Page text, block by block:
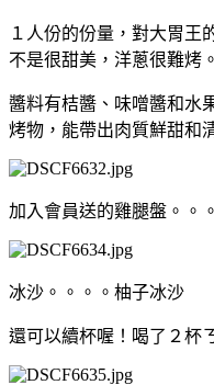
１人份的份量，對大胃王
不是很甜美，洋蔥很難烤。
醬料有桔醬、味噌醬和水
烤物，能帶出肉質鮮甜和
加入會員送的雞腿盤。。
冰沙。。。。柚子冰沙
還可以續杯喔！喝了２杯